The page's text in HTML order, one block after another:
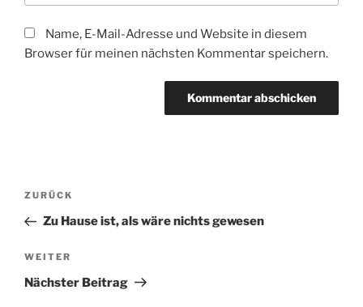
Name, E-Mail-Adresse und Website in diesem
Browser für meinen nächsten Kommentar speichern.
Beitragsnavigation
Vorheriger
Beitrag
ZURÜCK
Zu Hause ist, als wäre nichts gewesen
Nächster
Beitrag
WEITER
Nächster Beitrag